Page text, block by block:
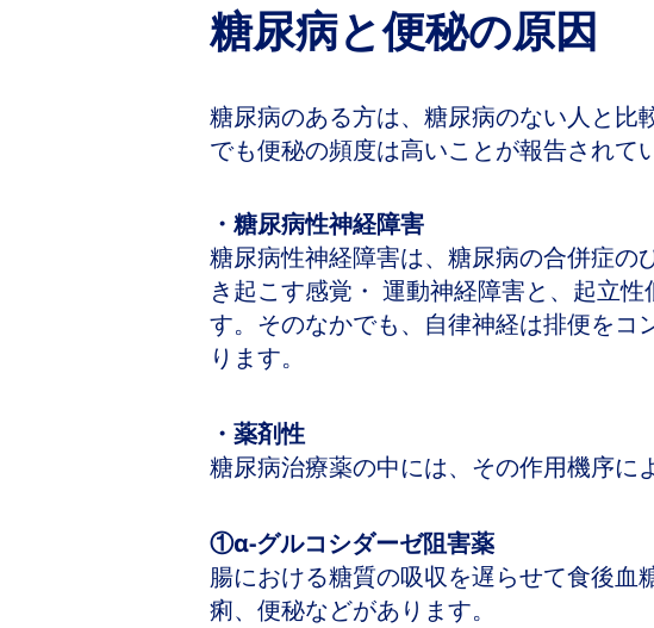
糖尿病と便秘の原因
糖尿病のある方は、糖尿病のない人と比
でも便秘の頻度は高いことが報告されて
・糖尿病性神経障害
糖尿病性神経障害は、糖尿病の合併症の
き起こす感覚・ 運動神経障害と、起立
す。そのなかでも、自律神経は排便を
ります。
・薬剤性
糖尿病治療薬の中には、その作用機序に
①α‐グルコシダーゼ阻害薬
腸における糖質の吸収を遅らせて食後
痢、便秘などがあります。